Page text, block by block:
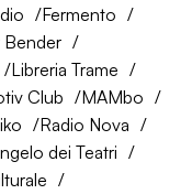
Fermento
Bender
Libreria Trame
Club
MAMbo
Radio Nova
dei Teatri